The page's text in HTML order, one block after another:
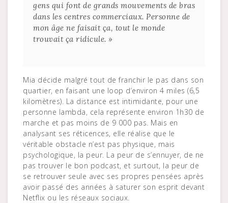
gens qui font de grands mouvements de bras
dans les centres commerciaux. Personne de
mon âge ne faisait ça, tout le monde
trouvait ça ridicule. »
Mia décide malgré tout de franchir le pas dans son
quartier, en faisant une loop d’environ 4 miles (6,5
kilomètres). La distance est intimidante, pour une
personne lambda, cela représente environ 1h30 de
marche et pas moins de 9 000 pas. Mais en
analysant ses réticences, elle réalise que le
véritable obstacle n’est pas physique, mais
psychologique, la peur. La peur de s’ennuyer, de ne
pas trouver le bon podcast, et surtout, la peur de
se retrouver seule avec ses propres pensées après
avoir passé des années à saturer son esprit devant
Netflix ou les réseaux sociaux.